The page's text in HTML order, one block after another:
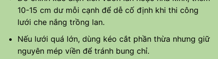
10-15 cm dư mỗi cạnh để dễ cố định khi thi công
lưới che nắng trồng lan.
Nếu lưới quá lớn, dùng kéo cắt phần thừa nhưng giữ
nguyên mép viền để tránh bung chỉ.